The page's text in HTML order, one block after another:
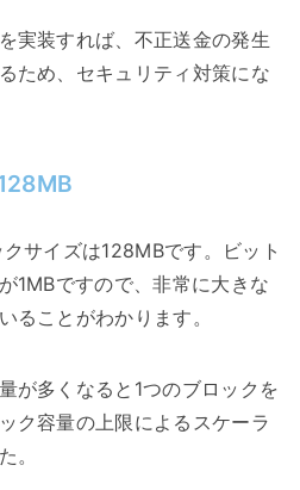
実装すれば、不正送金の発生
ため、セキュリティ対策にな
サイズは128MBです。ビット
1MBですので、非常に大きな
ることがわかります。
が多くなると1つのブロックを
ク容量の上限によるスケーラ
。